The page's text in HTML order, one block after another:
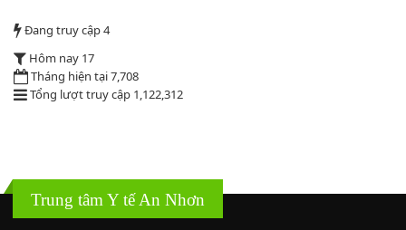
Lượt xem:3775 | lượt tải:1521
PL1-2164/UBND
Phụ lục 2 - Kèm theo quyết định số 2164
Đang truy cập4
Hôm nay 17
Tháng hiện tại7,708
Tổng lượt truy cập 1,122,312
Trung tâm Y tế An Nhơn